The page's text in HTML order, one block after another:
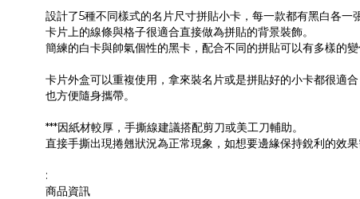
設計了5種不同樣式的名片尺寸拼貼小卡，每一款都有黑白各一
卡片上的線條與格子很適合直接做為拼貼的背景裝飾。
簡練的白卡與帥氣個性的黑卡，配合不同的拼貼可以有多樣的變
卡片外盒可以重複使用，拿來裝名片或是拼貼好的小卡都很適合
也方便隨身攜帶。
***因紙材較厚，手撕線建議搭配剪刀或美工刀輔助。
直接手撕出現捲翹狀況為正常現象，如想要邊緣保持銳利的效果
:
商品資訊